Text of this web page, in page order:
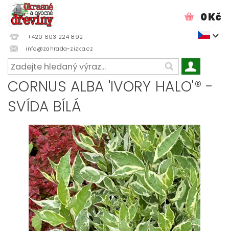
+420 603 224 892
info@zahrada-zizka.cz
0 Kč
CORNUS ALBA 'IVORY HALO'® -
SVÍDA BÍLÁ